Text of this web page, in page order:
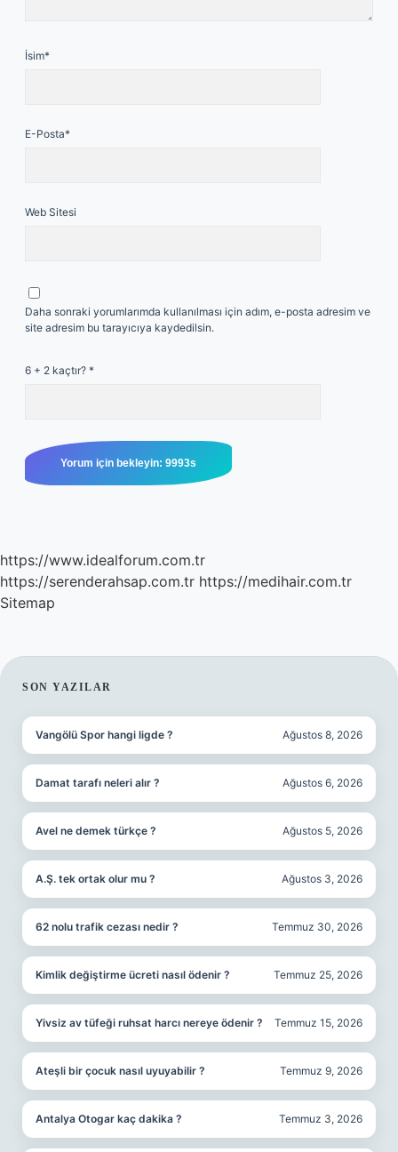
İsim*
E-Posta*
Web Sitesi
Daha sonraki yorumlarımda kullanılması için adım, e-posta adresim ve
site adresim bu tarayıcıya kaydedilsin.
6 + 2 kaçtır? *
https://www.idealforum.com.tr
https://serenderahsap.com.tr https://medihair.com.tr
Sitemap
SIDEBAR
SON YAZILAR
Vangölü Spor hangi ligde ? Ağustos 8, 2026
Damat tarafı neleri alır ? Ağustos 6, 2026
Avel ne demek türkçe ? Ağustos 5, 2026
A.Ş. tek ortak olur mu ? Ağustos 3, 2026
62 nolu trafik cezası nedir ? Temmuz 30, 2026
Kimlik değiştirme ücreti nasıl ödenir ? Temmuz 25, 2026
Yivsiz av tüfeği ruhsat harcı nereye ödenir ? Temmuz 15, 2026
Ateşli bir çocuk nasıl uyuyabilir ? Temmuz 9, 2026
Antalya Otogar kaç dakika ? Temmuz 3, 2026